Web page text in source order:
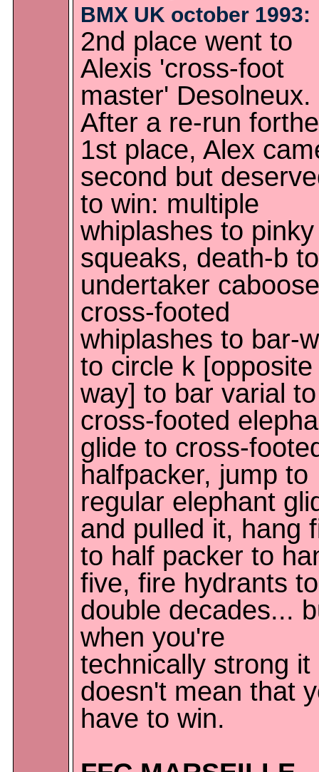
BMX UK october 1993:
2nd place went to
Alexis 'cross-foot
master' Desolneux.
After a re-run forthe
1st place, Alex
second but
to win: multiple
whiplashes to pinky
squeaks, death-b to
undertaker
cross-footed
whiplashes to bar-
to circle k [opposite
way] to bar varial to
cross-footed
glide to cross-
halfpacker, jump to
regular elephant
and pulled it, hang
to half packer to
five, fire hydrants to
double decades...
when you're
technically strong it
doesn't mean that
have to win.